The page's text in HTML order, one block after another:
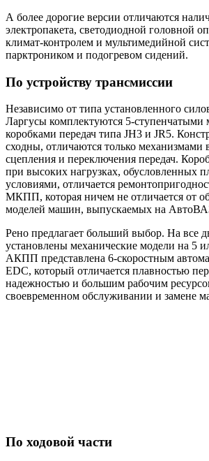
А более дорогие версии отличаются
электропакета, светодиодной головной
климат-контролем и мультимедийной
парктроником и подогревом сидений.
По устройству трансмиссии
Независимо от типа установленного
Ларгусы комплектуются 5-ступенчатыми
коробками передач типа JH3 и JR5.
сходны, отличаются только механизмами
сцепления и переключения передач.
при высоких нагрузках, обусловленных
условиями, отличается
МКПП, которая ничем не отличается от
моделей машин, выпускаемых на
Рено предлагает больший выбор. На все
установлены механические модели на 5
АКПП представлена 6-скоростным
EDC, который отличается плавностью
надежностью и большим рабочим
своевременном обслуживании и замене
По ходовой части